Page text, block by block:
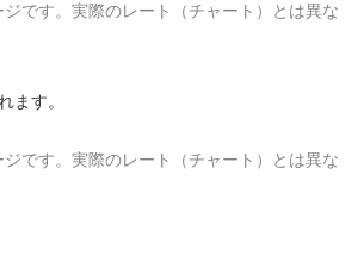
です。実際のレート（チャート）とは異な
ます。
です。実際のレート（チャート）とは異な